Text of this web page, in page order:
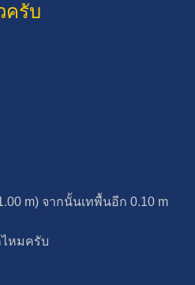
ครับ
m) จากนั้นเทพื้นอีก 0.10 m
หมครับ